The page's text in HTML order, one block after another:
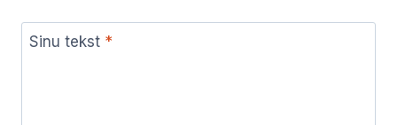
Sinu tekst *